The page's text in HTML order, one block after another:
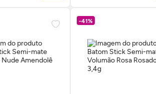
-41%